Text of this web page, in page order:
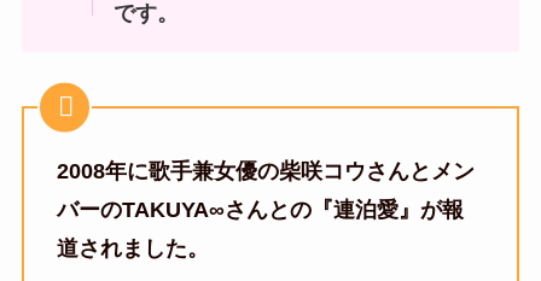
です。
2008年に歌手兼女優の柴咲コウさんとメン
バーのTAKUYA∞さんとの『連泊愛』が報
道されました。